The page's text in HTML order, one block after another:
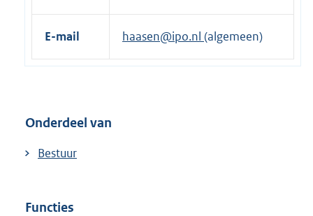
E-mail haasen@ipo.nl (algemeen)
Onderdeel van
Bestuur
Functies